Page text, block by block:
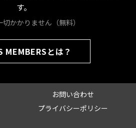
す。
切かかりません（無料）
MEMBERSとは？
お問い合わせ
プライバシーポリシー